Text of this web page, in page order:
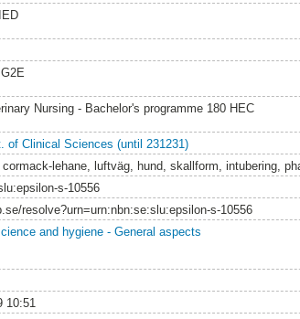
Nursing - Bachelor's programme 180 HEC
of Clinical Sciences (until 231231)
lehane, luftväg, hund, skallform, intubering,
s-10556
resolve?urn=urn:nbn:se:slu:epsilon-s-10556
and hygiene - General aspects
10:51